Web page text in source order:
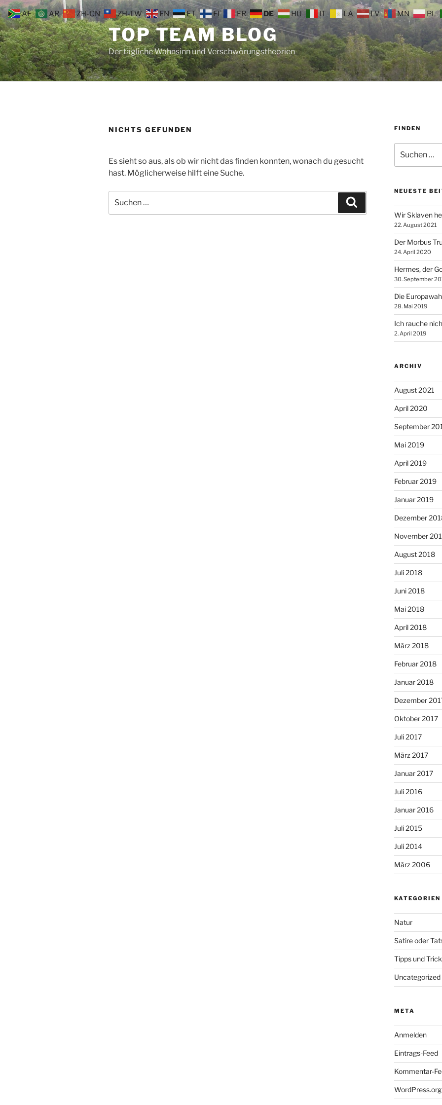
Zum
Inhalt
springen
TOP TEAM BLOG
Der tägliche Wahnsinn und Verschwörungstheorien
NICHTS GEFUNDEN
Es sieht so aus, als ob wir nicht das finden konnten, wonach du gesucht
hast. Möglicherweise hilft eine Suche.
nach:
FINDEN
nach:
NEUESTE
Wir Sklaven
22. August 2021
Der Morbus
24. April 2020
Hermes, der
30. September
Die
28. Mai 2019
Ich rauche
2. April 2019
ARCHIV
August 2021
April 2020
September
Mai 2019
April 2019
Februar 2019
Januar 2019
Dezember
November
August 2018
Juli 2018
Juni 2018
Mai 2018
April 2018
März 2018
Februar 2018
Januar 2018
Dezember
Oktober 2017
Juli 2017
März 2017
Januar 2017
Juli 2016
Januar 2016
Juli 2015
Juli 2014
März 2006
KATEGORIEN
Natur
Satire oder
Tipps und
Uncategorized
META
Anmelden
Eintrags-Feed
Kommentar-
WordPress.org
AF AR ZH-CN ZH-TW EN ET FI FR DE HU IT LA LV MN PL